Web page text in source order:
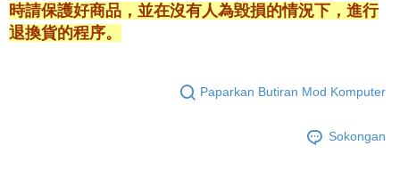
時請保護好商品，並在沒有人為毀損的情況下，進行
退換貨的程序。
Paparkan Butiran Mod Komputer
Sokongan